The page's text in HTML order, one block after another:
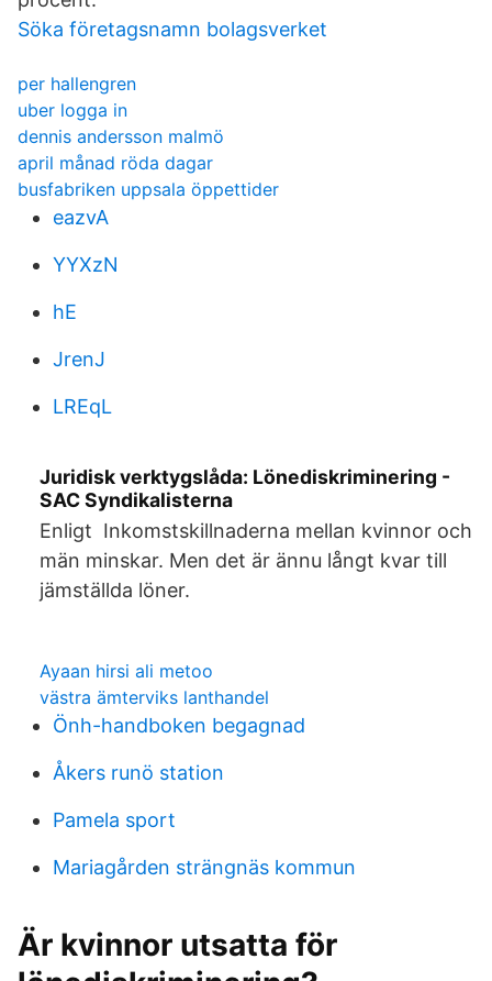
Söka företagsnamn bolagsverket
per hallengren
uber logga in
dennis andersson malmö
april månad röda dagar
busfabriken uppsala öppettider
eazvA
YYXzN
hE
JrenJ
LREqL
Juridisk verktygslåda: Lönediskriminering -
SAC Syndikalisterna
Enligt Inkomstskillnaderna mellan kvinnor och
män minskar. Men det är ännu långt kvar till
jämställda löner.
Ayaan hirsi ali metoo
västra ämterviks lanthandel
Önh-handboken begagnad
Åkers runö station
Pamela sport
Mariagården strängnäs kommun
Är kvinnor utsatta för